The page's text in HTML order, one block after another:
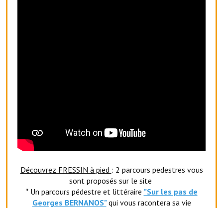
Le foyer rural
Le club de l'amitié
Le comité des fêtes
L'association Avotra-France
Découvrez FRESSIN à pied : 2 parcours pedestres vous
sont proposés sur le site
* Un parcours pédestre et littéraire "Sur les pas de
Georges BERNANOS" qui vous racontera sa vie